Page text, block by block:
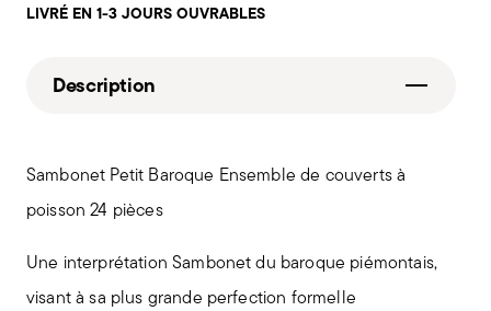
LIVRÉ EN 1-3 JOURS OUVRABLES
Description
Sambonet Petit Baroque Ensemble de couverts à
poisson 24 pièces
Une interprétation Sambonet du baroque piémontais,
visant à sa plus grande perfection formelle